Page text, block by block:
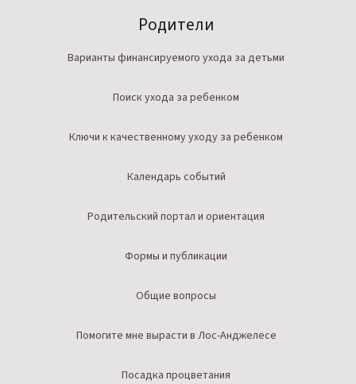
Родители
Варианты финансируемого ухода за детьми
Поиск ухода за ребенком
Ключи к качественному уходу за ребенком
Календарь событий
Родительский портал и ориентация
Формы и публикации
Общие вопросы
Помогите мне вырасти в Лос-Анджелесе
Посадка процветания